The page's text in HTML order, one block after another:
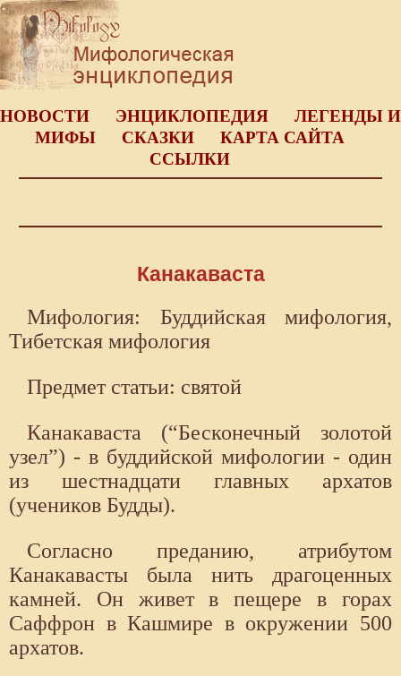
НОВОСТИ ЭНЦИКЛОПЕДИЯ
ЛЕГЕНДЫ И
МИФЫ
СКАЗКИ
КАРТА САЙТА
ССЫЛКИ
Канакаваста
Мифология: Буддийская мифология,
Тибетская мифология
Предмет статьи: святой
Канакаваста (“Бесконечный золотой
узел”) - в буддийской мифологии - один
из шестнадцати главных архатов
(учеников Будды).
Согласно преданию, атрибутом
Канакавасты была нить драгоценных
камней. Он живет в пещере в горах
Саффрон в Кашмире в окружении 500
архатов.